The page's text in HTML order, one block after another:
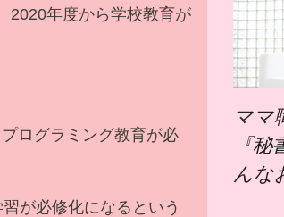
2020年度から学校教育が
ログラミング教育が必
が必修化になるという
ママ
『
んな